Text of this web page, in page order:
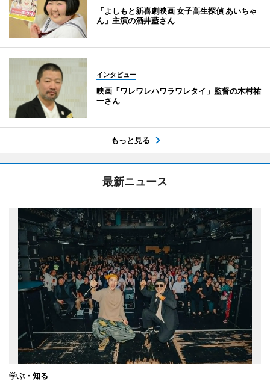
「よしもと新喜劇映画 女子高生探偵 あいちゃ
ん」主演の酒井藍さん
インタビュー
映画「ワレワレハワラワレタイ」監督の木村祐
一さん
もっと見る
最新ニュース
学ぶ・知る